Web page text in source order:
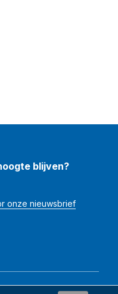
blijven?
onze nieuwsbrief